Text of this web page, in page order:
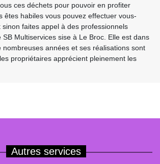
ces déchets pour pouvoir en profiter
êtes habiles vous pouvez effectuer vous-
sinon faites appel à des professionnels
SB Multiservices sise à Le Broc. Elle est dans
nombreuses années et ses réalisations sont
propriétaires apprécient pleinement les
Autres services